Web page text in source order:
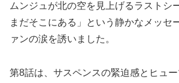
ムンジュが北の空を見上げるラストシ
まだそこにある」という静かなメッセ
ァンの涙を誘いました。
第8話は、サスペンスの緊迫感とヒュ